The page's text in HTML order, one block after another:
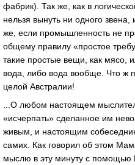
фабрик). Так же, как в
нельзя вынуть ни одного
же, если промышленность не
общему правилу «простое
такие простые вещи, как мясо,
вода, либо вода вообще. Что ж
целой Австралии!
...О любом настоящем
«исчерпать» сделанное им
живым, и настоящим
самих. Как говорил об этом
мыслю в эту минуту с помощью